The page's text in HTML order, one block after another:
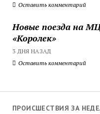
Оставить комментарий
Новые поезда на
«Королек»
3 ДНЯ НАЗАД
Оставить комментарий
ПРОИСШЕСТВИЯ ЗА